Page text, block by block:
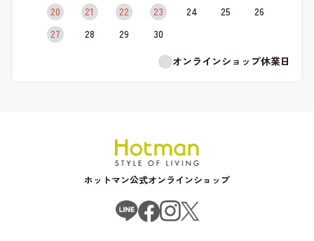
20
21 22 23 24 25
26
27
28 29
30
オンラインショップ休業日
ホットマン公式オンラインショップ